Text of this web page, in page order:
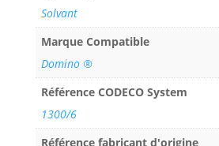
Solvant
Marque Compatible
Domino ®
Référence CODECO System
1300/6
Référence fabricant d'origine